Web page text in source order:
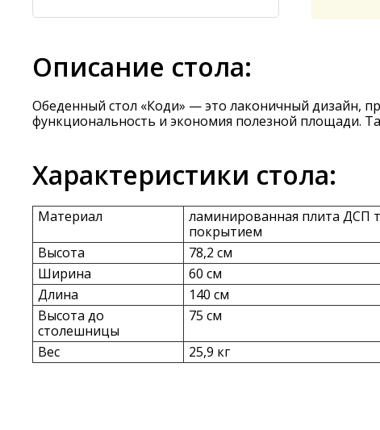
Описание стола:
Обеденный стол «Коди» — это лаконичный дизайн,
функциональность и экономия полезной площади.
Характеристики стола:
Материал
ламинированная плита ДСП
покрытием
Высота
78,2 см
Ширина
60 см
Длина
140 см
Высота до
столешницы
75 см
Вес 25,9 кг